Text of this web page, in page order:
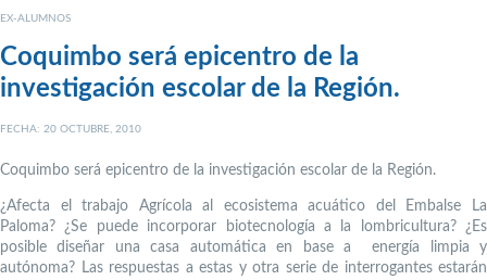
EX-ALUMNOS
Coquimbo será epicentro de la
investigación escolar de la Región.
FECHA: 20 OCTUBRE, 2010
Coquimbo será epicentro de la investigación escolar de la Región.
¿Afecta el trabajo Agrícola al ecosistema acuático del Embalse La
Paloma? ¿Se puede incorporar biotecnología a la lombricultura? ¿Es
posible diseñar una casa automática en base a energía limpia y
autónoma? Las respuestas a estas y otra serie de interrogantes estarán